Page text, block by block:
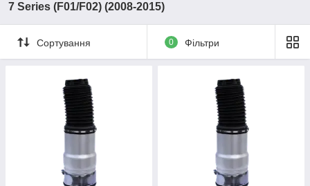
7 Series (F01/F02) (2008-2015)
Сортування 0 Фільтри